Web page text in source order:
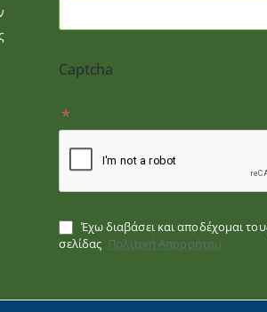
Captcha
Έχω διαβάσει και αποδέχομαι
σελίδας Πολιτική Απορρήτου